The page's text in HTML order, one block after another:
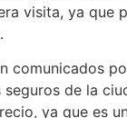
visita, ya que
comunicados
de la
ya que es